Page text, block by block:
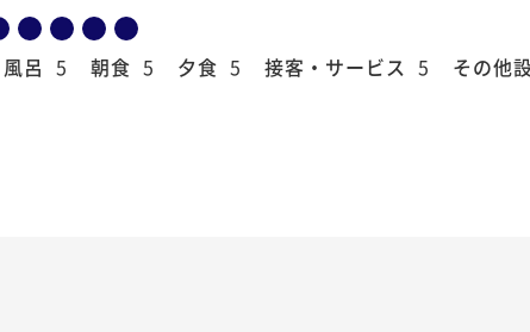
風呂 5 朝食 5 夕食 5 接客・サービス 5 その他